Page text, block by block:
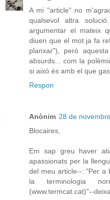
A mi "article" no
qualsevol altra
argumentar el mateix
diuen que el mot ja fa
planxar"), però
absurds... com la
si això és amb el que
Respon
Anònim 28 de
Blocaires,
Em sap greu haver
apassionats per la
del meu article--: "Per a
la terminologia
(www.termcat.cat)"--